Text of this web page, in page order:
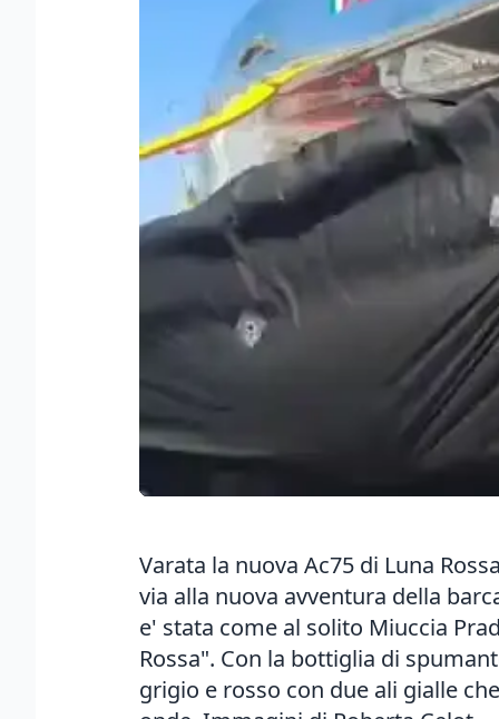
Varata la nuova Ac75 di Luna
via alla nuova avventura della
e' stata come al solito Miuccia
Rossa". Con la bottiglia di
grigio e rosso con due ali gialle